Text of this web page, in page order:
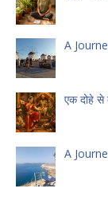
A
एक दोहे से
A